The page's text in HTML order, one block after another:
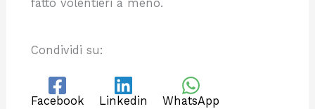
fatto volentieri a meno.
Condividi su:
Facebook Linkedin WhatsApp